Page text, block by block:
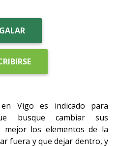
Vigo es indicado para
busque cambiar sus
los elementos de la
fuera y que dejar dentro, y